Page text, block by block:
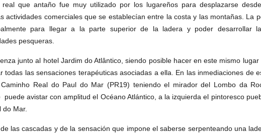
que antaño fue muy utilizado por los lugareños para desplazarse
actividades comerciales que se establecían entre la costa y las montañas. La
para llegar a la parte superior de la ladera y poder desarrollar
pesqueras.
junto al hotel Jardim do Atlântico, siendo posible hacer en este mismo
todas las sensaciones terapéuticas asociadas a ella. En las inmediaciones de
Real do Paul do Mar (PR19) teniendo el mirador del Lombo da
avistar con amplitud el Océano Atlántico, a la izquierda el pintoresco
Mar.
las cascadas y de la sensación que impone el saberse serpenteando una